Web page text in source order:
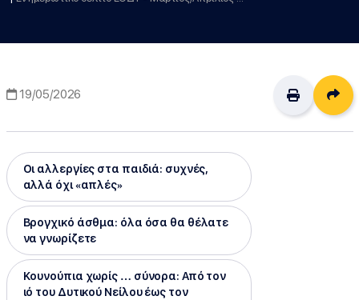
19/05/2026
Οι αλλεργίες στα παιδιά: συχνές,
αλλά όχι «απλές»
Βρογχικό άσθμα: όλα όσα θα θέλατε
να γνωρίζετε
Κουνούπια χωρίς … σύνορα: Από τον
ιό του Δυτικού Νείλου έως τον